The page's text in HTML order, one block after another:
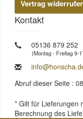
Vertrag
Kontakt
05136 879 252
(Montag - Freitag 9-
Abruf dieser Seite :
* Gilt für Lieferungen
Berechnung des